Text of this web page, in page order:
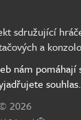
sdružující
a
nám pomáhají
souhlas.
2026